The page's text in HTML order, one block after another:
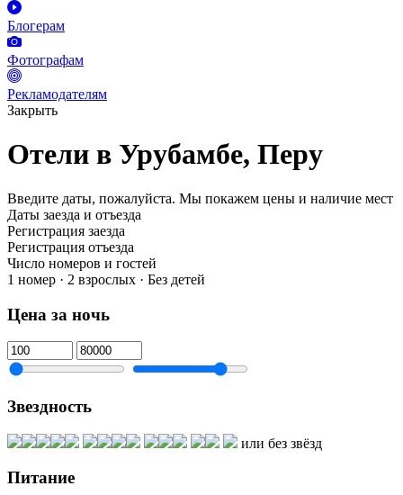
Блогерам
Фотографам
Рекламодателям
Закрыть
Отели в Урубамбе, Перу
Введите даты, пожалуйста. Мы покажем цены и наличие мест
Даты заезда и отъезда
Регистрация заезда
Регистрация отъезда
Число номеров и гостей
1 номер · 2 взрослых · Без детей
Цена за ночь
Звездность
или без звёзд
Питание